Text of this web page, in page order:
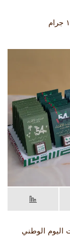
اليوم الوطني